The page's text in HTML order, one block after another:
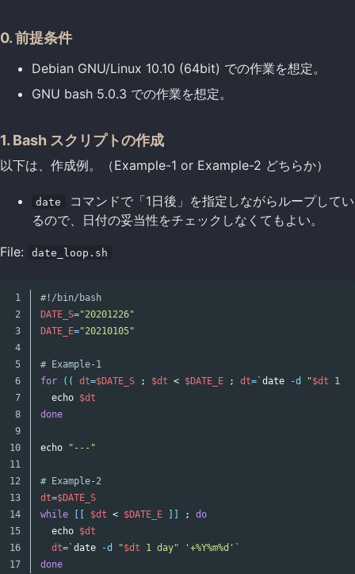
0. 前提条件
Debian GNU/Linux 10.10 (64bit) での作業を想定。
GNU bash 5.0.3 での作業を想定。
1. Bash スクリプトの作成
以下は、作成例。（Example-1 or Example-2 どちらか）
date
コマンドで「1日後」を指定しながらループしてい
るので、日付の妥当性をチェックしなくてもよい。
File:
date_loop.sh
1
2
3
4
5
6
7
8
9
10
11
12
13
14
15
16
#!/bin/bash
DATE_S="20201226"
DATE_E="20210105"
# Example-1
for
(( dt=$DATE_S ; $dt < $DATE_E ; dt=` date -d "$dt 1
echo $dt
done
echo "---"
# Example-2
dt=$DATE_S
while
[[ $dt < $DATE_E ]] ;
do
echo $dt
dt=` date -d "$dt 1 day" '+%Y%m%d' `
done